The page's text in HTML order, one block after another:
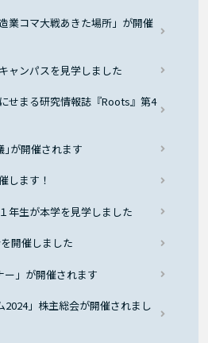
業コマ大戦あきた場所」が開催
ャンパスを見学しました
せまる研究情報誌『Roots』第4
｣が開催されます
します！
年生が本学を見学しました
開催しました
ー」が開催されます
2024」株主総会が開催されまし